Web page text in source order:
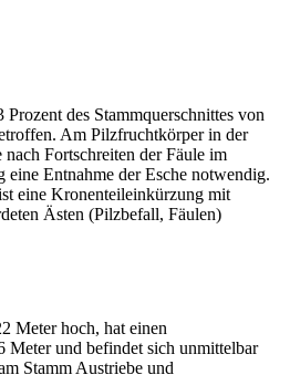
des Stammquerschnittes von
Am Pilzfruchtkörper in der
Fortschreiten der Fäule im
eine Entnahme der Esche notwendig.
eine Kronenteileinkürzung mit
Ästen (Pilzbefall, Fäulen)
Meter hoch, hat einen
Meter und befindet sich unmittelbar
Stamm Austriebe und